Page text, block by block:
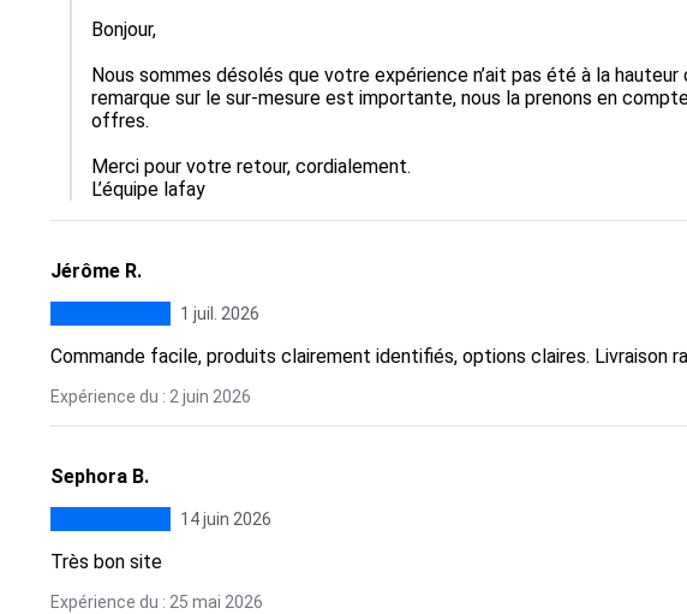
Bonjour,
Nous sommes désolés que votre expérience n’ait pas été à la
remarque sur le sur-mesure est importante, nous la prenons en
offres.
Merci pour votre retour, cordialement.
L’équipe lafay
Jérôme R.
1 juil. 2026
Commande facile, produits clairement identifiés, options claires. Livraison
Expérience du : 2 juin 2026
Sephora B.
14 juin 2026
Très bon site
Expérience du : 25 mai 2026